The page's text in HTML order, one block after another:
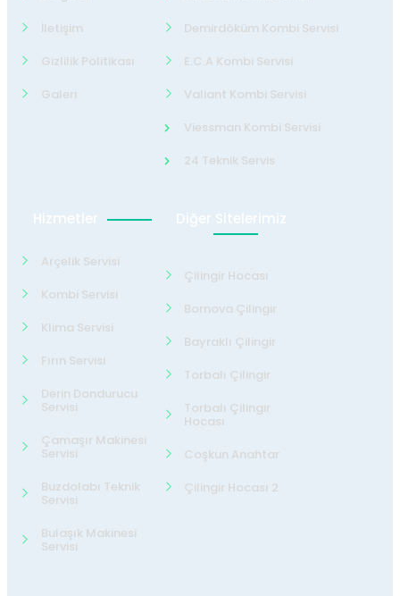
İletişim
Gizlilik Politikası
Galeri
Demirdöküm Kombi Servisi
E.C.A Kombi Servisi
Valiant Kombi Servisi
Viessman Kombi Servisi
24 Teknik Servis
Hizmetler
Arçelik Servisi
Kombi Servisi
Klima Servisi
Fırın Servisi
Derin Dondurucu
Servisi
Çamaşır Makinesi
Servisi
Buzdolabı Teknik
Servisi
Bulaşık Makinesi
Servisi
Diğer Sitelerimiz
Çilingir Hocası
Bornova Çilingir
Bayraklı Çilingir
Torbalı Çilingir
Torbalı Çilingir
Hocası
Coşkun Anahtar
Çilingir Hocası 2